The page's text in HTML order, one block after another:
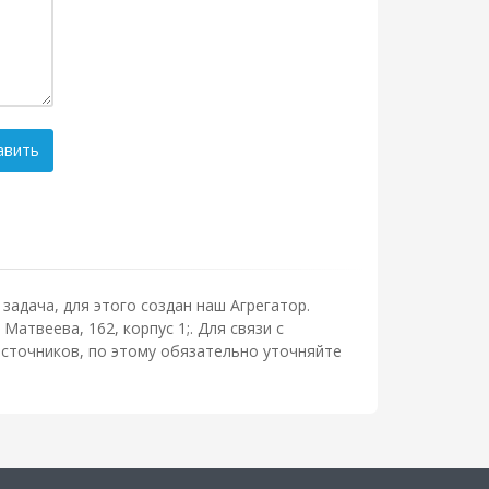
для этого создан наш Агрегатор.
162, корпус 1;. Для связи с
по этому обязательно уточняйте